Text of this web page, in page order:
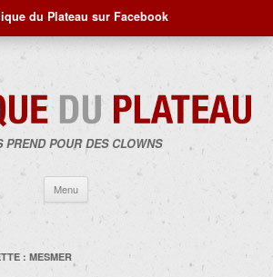
du Plateau sur Facebook
PREND POUR DES CLOWNS
Menu
contenu
: MESMER